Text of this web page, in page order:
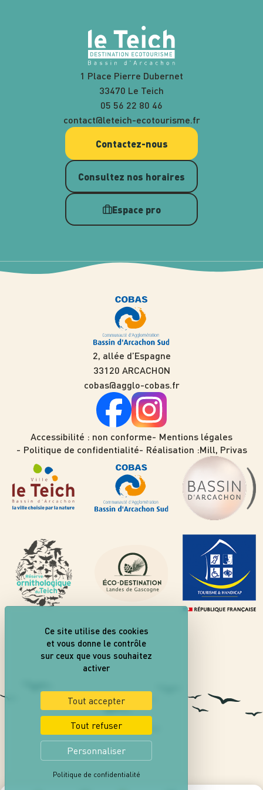
1 Place Pierre Dubernet
33470 Le Teich
05 56 22 80 46
contact@leteich-ecotourisme.fr
Contactez-nous
Consultez nos horaires
Espace pro
2, allée d’Espagne
33120 ARCACHON
cobas@agglo-cobas.fr
Accessibilité : non conforme
Mentions légales
Politique de confidentialité
Réalisation :Mill, Privas
Ce site utilise des cookies
et vous donne le contrôle
sur ceux que vous souhaitez
activer
Tout accepter
Tout refuser
Personnaliser
Politique de confidentialité